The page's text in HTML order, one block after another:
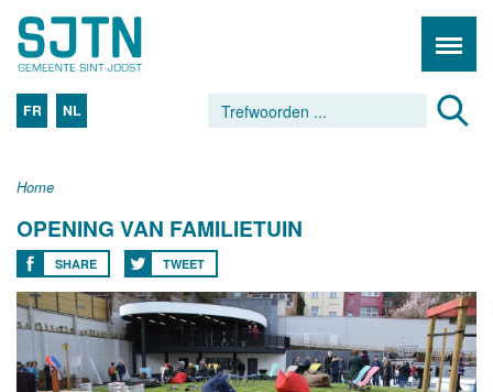
FR NL
Home
OPENING VAN FAMILIETUIN
SHARE TWEET